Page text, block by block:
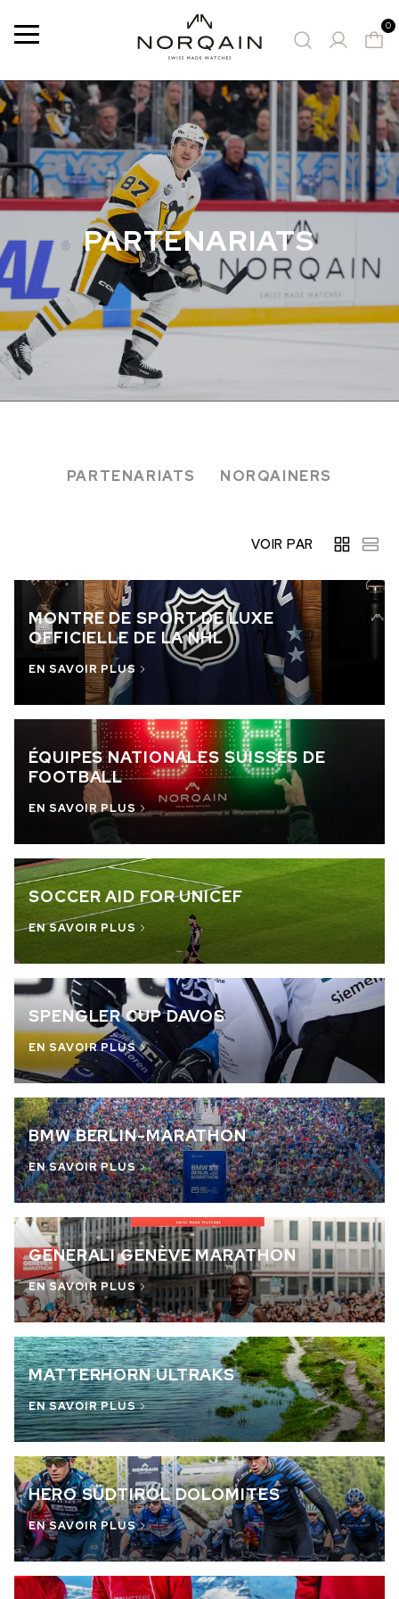
Menu 0
MONTRES PROPOSÉES
RUPTURE DE STOCK
WILD ONE SKELETON
GREY
42mm
PARTENARIATS
PARTENARIATS NORQAINERS
VOIR PAR
MONTRE DE SPORT DE LUXE
OFFICIELLE DE LA NHL
EN SAVOIR PLUS
ÉQUIPES NATIONALES SUISSES DE
FOOTBALL
EN SAVOIR PLUS
SOCCER AID FOR UNICEF
EN SAVOIR PLUS
SPENGLER CUP DAVOS
EN SAVOIR PLUS
BMW BERLIN-MARATHON
EN SAVOIR PLUS
GENERALI GENÈVE MARATHON
EN SAVOIR PLUS
MATTERHORN ULTRAKS
EN SAVOIR PLUS
HERO SÜDTIROL DOLOMITES
EN SAVOIR PLUS